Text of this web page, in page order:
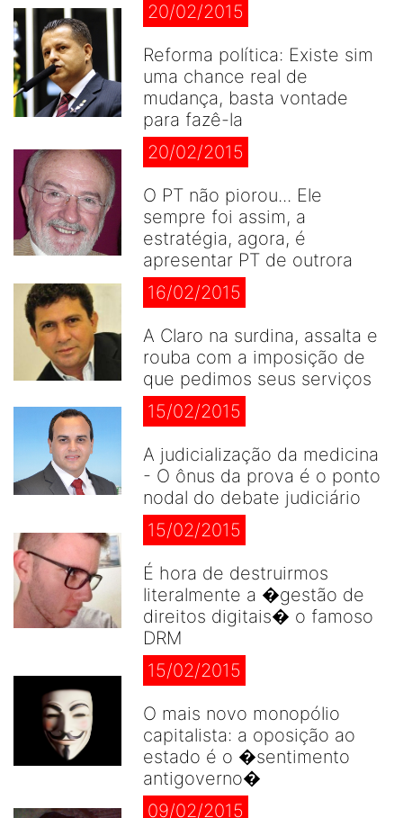
20/02/2015
Reforma política: Existe sim
uma chance real de
mudança, basta vontade
para fazê-la
20/02/2015
O PT não piorou... Ele
sempre foi assim, a
estratégia, agora, é
apresentar PT de outrora
16/02/2015
A Claro na surdina, assalta e
rouba com a imposição de
que pedimos seus serviços
15/02/2015
A judicialização da medicina
- O ônus da prova é o ponto
nodal do debate judiciário
15/02/2015
É hora de destruirmos
literalmente a �gestão de
direitos digitais� o famoso
DRM
15/02/2015
O mais novo monopólio
capitalista: a oposição ao
estado é o �sentimento
antigoverno�
09/02/2015